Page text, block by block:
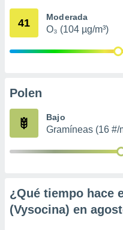
mediante
publicidad
de
41 Moderada
O₃ (104 µg/m³)
Polen
Bajo
Gramíneas (16 #/
¿Qué tiempo hace
(Vysocina) en